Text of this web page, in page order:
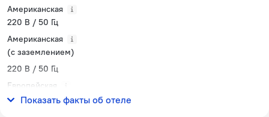
Американская
220 В / 50 Гц
Американская
(с заземлением)
220 В / 50 Гц
Европейская
220 В / 50 Гц
Показать факты об отеле